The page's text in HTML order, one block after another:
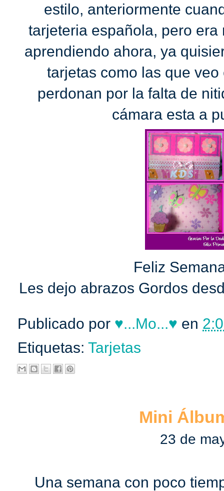
estilo, anteriormente
tarjeteria española, pero
aprendiendo ahora, ya
tarjetas como las que
perdonan por la falta de
cámara esta a
Feliz
Les dejo abrazos Gordos
Publicado por ♥...Mo...♥ en
Etiquetas: Tarjetas
Mini
23 de
Una semana con poco